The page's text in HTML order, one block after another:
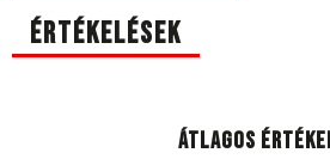
Értékelések
Átlagos